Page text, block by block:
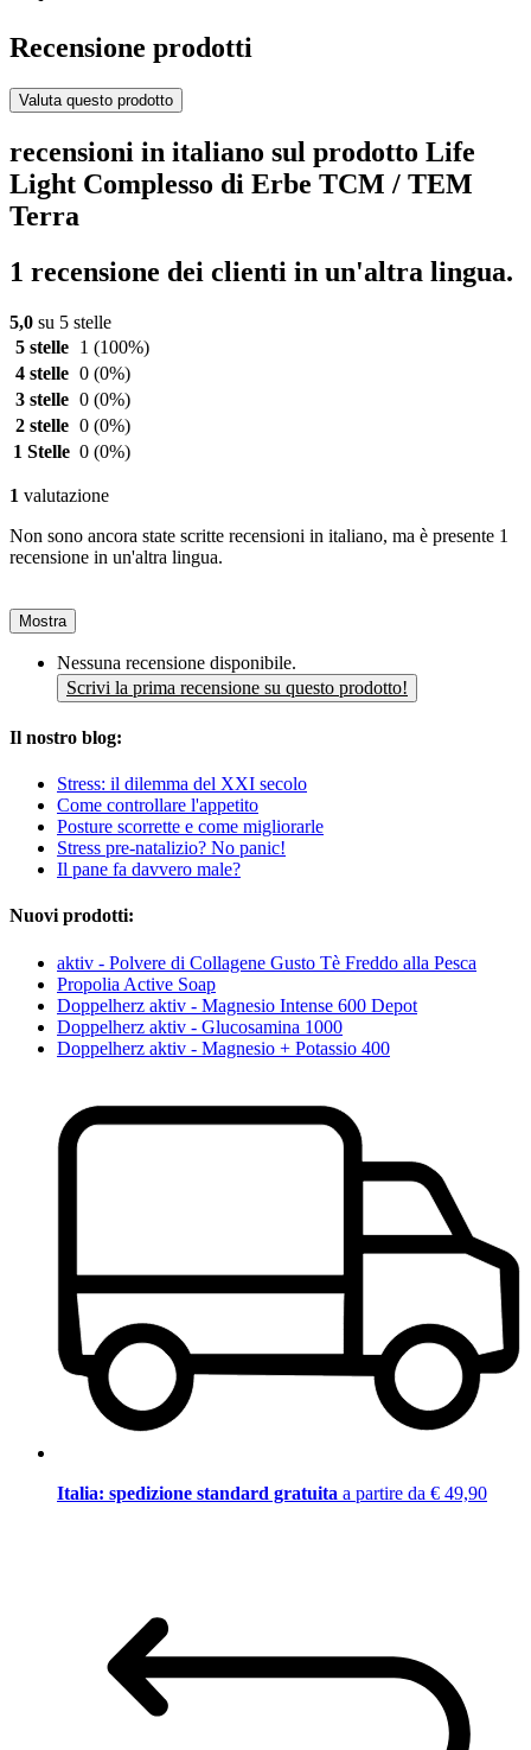
Recensione prodotti
Valuta questo prodotto
recensioni in italiano sul prodotto Life
Light Complesso di Erbe TCM / TEM
Terra
1 recensione dei clienti in un'altra lingua.
5,0 su 5 stelle
5 stelle
1 (100%)
4 stelle 0 (0%)
3 stelle 0 (0%)
2 stelle 0 (0%)
1 Stelle 0 (0%)
1 valutazione
Non sono ancora state scritte recensioni in italiano, ma è presente 1
recensione in un'altra lingua.
Mostra
Nessuna recensione disponibile.
Scrivi la prima recensione su questo prodotto!
Il nostro blog:
Stress: il dilemma del XXI secolo
Come controllare l'appetito
Posture scorrette e come migliorarle
Stress pre-natalizio? No panic!
Il pane fa davvero male?
Nuovi prodotti:
aktiv - Polvere di Collagene Gusto Tè Freddo alla Pesca
Propolia Active Soap
Doppelherz aktiv - Magnesio Intense 600 Depot
Doppelherz aktiv - Glucosamina 1000
Doppelherz aktiv - Magnesio + Potassio 400
Italia: spedizione standard gratuita a partire da € 49,90